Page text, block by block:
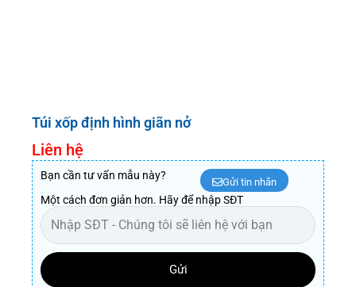
Túi xốp định hình giãn nở
Liên hệ
Bạn cần tư vấn mẫu này?
Gửi tin nhắn
Một cách đơn giản hơn. Hãy để nhập SĐT
Gửi